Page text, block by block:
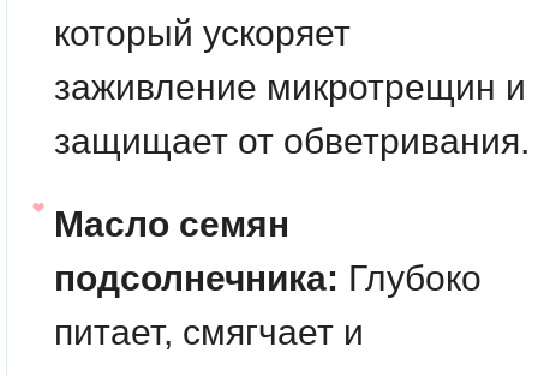
который ускоряет
заживление микротрещин и
защищает от обветривания.
Масло семян
подсолнечника: Глубоко
питает, смягчает и